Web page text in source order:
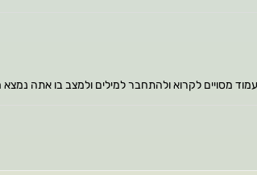
מסויים לקרוא ולהתחבר למילים ולמצב בו אתה